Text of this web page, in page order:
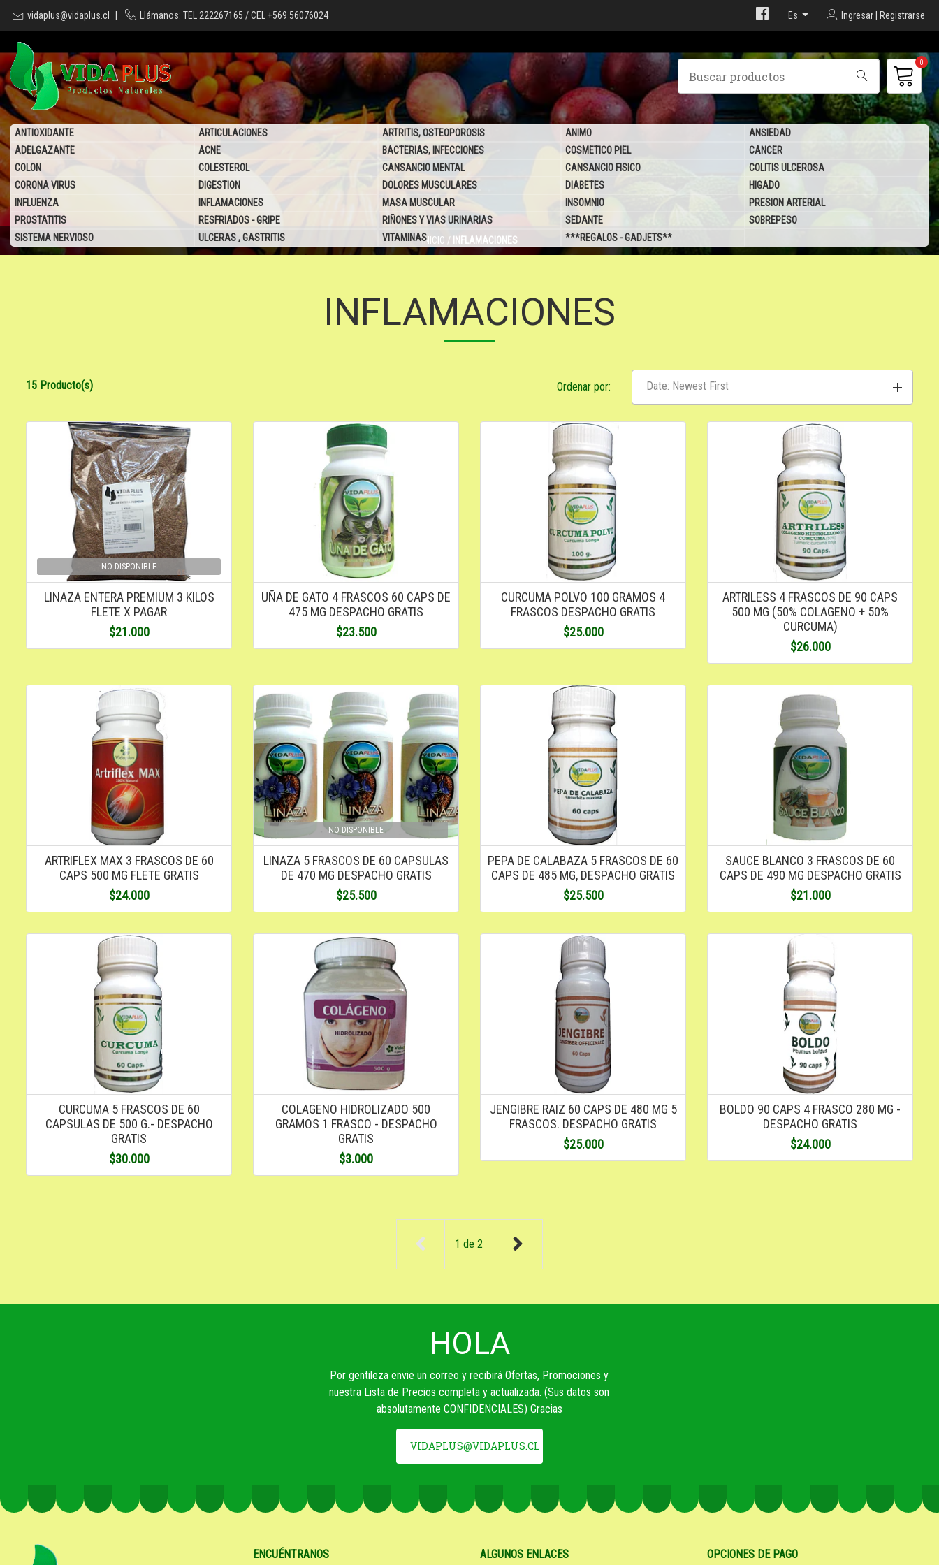
vidaplus@vidaplus.cl Llámanos: TEL 222267165 / CEL +569 56076024 Es Ingresar | Registrarse
0
ANTIOXIDANTE ARTICULACIONES ARTRITIS, OSTEOPOROSIS ANIMO
ANSIEDAD
ADELGAZANTE
ACNE BACTERIAS, INFECCIONES COSMETICO PIEL
CANCER
COLON
COLESTEROL CANSANCIO MENTAL CANSANCIO FISICO
COLITIS ULCEROSA
CORONA VIRUS
DIGESTION DOLORES MUSCULARES DIABETES
HIGADO
INFLUENZA
INFLAMACIONES MASA MUSCULAR INSOMNIO
PRESION ARTERIAL
PROSTATITIS
RESFRIADOS - GRIPE RIÑONES Y VIAS URINARIAS SEDANTE
SOBREPESO
SISTEMA NERVIOSO
ULCERAS , GASTRITIS VITAMINAS ***REGALOS - GADJETS**
INICIO / INFLAMACIONES
INFLAMACIONES
15 Producto(s) Ordenar por: Date: Newest First
NO DISPONIBLE
LINAZA ENTERA PREMIUM 3 KILOS
FLETE X PAGAR
$21.000
UÑA DE GATO 4 FRASCOS 60 CAPS DE
475 MG DESPACHO GRATIS
$23.500
CURCUMA POLVO 100 GRAMOS 4
FRASCOS DESPACHO GRATIS
$25.000
ARTRILESS 4 FRASCOS DE 90 CAPS
500 MG (50% COLAGENO + 50%
CURCUMA)
$26.000
ARTRIFLEX MAX 3 FRASCOS DE 60
CAPS 500 MG FLETE GRATIS
$24.000
NO DISPONIBLE
LINAZA 5 FRASCOS DE 60 CAPSULAS
DE 470 MG DESPACHO GRATIS
$25.500
PEPA DE CALABAZA 5 FRASCOS DE 60
CAPS DE 485 MG, DESPACHO GRATIS
$25.500
SAUCE BLANCO 3 FRASCOS DE 60
CAPS DE 490 MG DESPACHO GRATIS
$21.000
CURCUMA 5 FRASCOS DE 60
CAPSULAS DE 500 G.- DESPACHO
GRATIS
$30.000
COLAGENO HIDROLIZADO 500
GRAMOS 1 FRASCO - DESPACHO
GRATIS
$3.000
JENGIBRE RAIZ 60 CAPS DE 480 MG 5
FRASCOS. DESPACHO GRATIS
$25.000
BOLDO 90 CAPS 4 FRASCO 280 MG -
DESPACHO GRATIS
$24.000
1 de 2
HOLA
Por gentileza envie un correo y recibirá Ofertas, Promociones y
nuestra Lista de Precios completa y actualizada. (Sus datos son
absolutamente CONFIDENCIALES) Gracias
VIDAPLUS@VIDAPLUS.CL
ENCUÉNTRANOS ALGUNOS ENLACES OPCIONES DE PAGO